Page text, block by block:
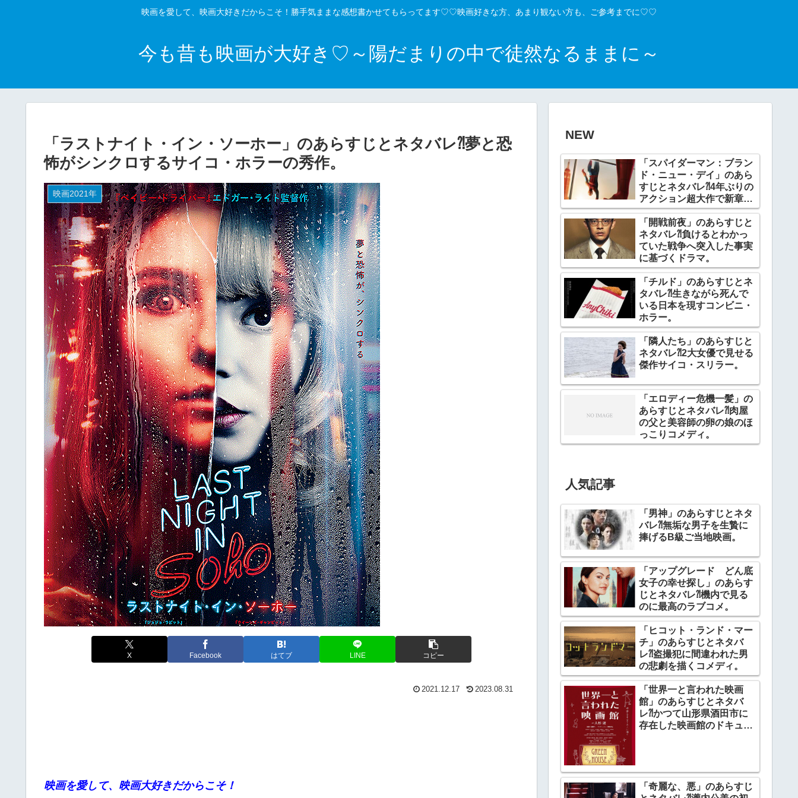
映画を愛して、映画大好きだからこそ！勝手気ままな感想書かせてもらってます♡♡映画好きな方、あまり観ない方も、ご参考までに♡♡
今も昔も映画が大好き♡～陽だまりの中で徒然なるままに～
「ラストナイト・イン・ソーホー」のあらすじとネタバレ⁈夢と恐
怖がシンクロするサイコ・ホラーの秀作。
映画2021年
X Facebook はてブ LINE コピー
2021.12.17 2023.08.31
映画を愛して、映画大好きだからこそ！
NEW
「スパイダーマン：ブラン
ド・ニュー・デイ」のあら
すじとネタバレ⁈4年ぶりの
アクション超大作で新章開
幕。
「開戦前夜」のあらすじと
ネタバレ⁈負けるとわかっ
ていた戦争へ突入した事実
に基づくドラマ。
「チルド」のあらすじとネ
タバレ⁈生きながら死んで
いる日本を現すコンビニ・
ホラー。
「隣人たち」のあらすじと
ネタバレ⁈2大女優で見せる
傑作サイコ・スリラー。
「エロディー危機一髪」の
あらすじとネタバレ⁈肉屋
の父と美容師の卵の娘のほ
っこりコメディ。
人気記事
「男神」のあらすじとネタ
バレ⁈無垢な男子を生贄に
捧げるB級ご当地映画。
「アップグレード どん底
女子の幸せ探し」のあらす
じとネタバレ⁈機内で見る
のに最高のラブコメ。
「ヒコット・ランド・マー
チ」のあらすじとネタバ
レ⁈盗撮犯に間違われた男
の悲劇を描くコメディ。
「世界一と言われた映画
館」のあらすじとネタバ
レ⁈かつて山形県酒田市に
存在した映画館のドキュメ
「奇麗な、悪」のあらすじ